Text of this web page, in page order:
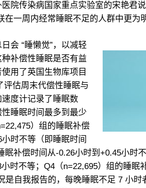
院传染病国家重点实验室的宋艳君
一周内经常睡眠不足的人群中更为明
会 “睡懒觉”，以减轻
补偿性睡眠是否有益
用了英国生物库项目
评估周末代偿性睡眠与
度计记录了睡眠数
睡眠时间最多到最少
）组的睡眠补偿
时不等（即睡眠时间
眠补偿时间从-0.26小时到+0.45小时
时不等；Q4（n=22,695）组的睡眠
是自我报告的，每晚睡眠不足 7 小时